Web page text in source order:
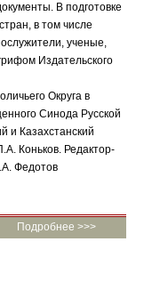
В подготовке
в том числе
ученые,
Издательского
Округа в
Синода Русской
и Казахстанский
Коньков. Редактор-
Федотов
Подробнее >>>